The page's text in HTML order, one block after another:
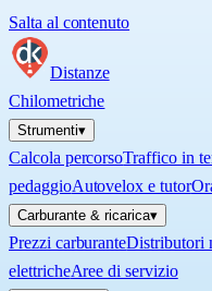
Salta al contenuto
Distanze
Chilometriche
Strumenti▾
Calcola percorsoTraffico in
pedaggioAutovelox e tutor
Carburante & ricarica▾
Prezzi carburanteDistributori
elettricheAree di servizio